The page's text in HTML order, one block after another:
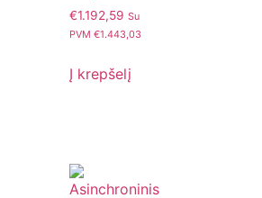
€1.192,59 Su
PVM €1.443,03
Į krepšelį